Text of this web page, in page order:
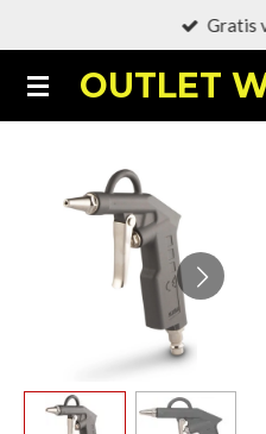
naar
de
OUTLET
Gratis